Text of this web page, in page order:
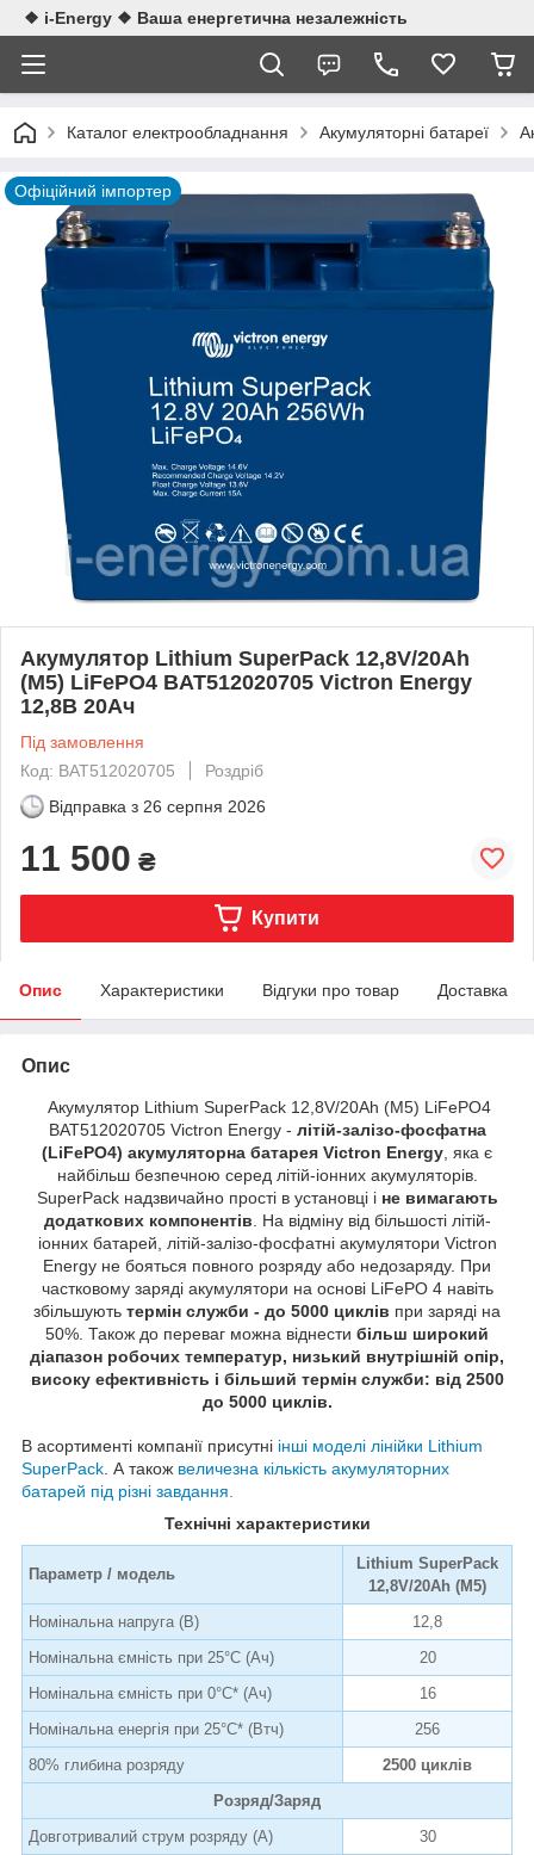
❖ i-Energy ❖ Ваша енергетична незалежність
Каталог електрообладнання Акумуляторні батареї
Офіційний імпортер
Акумулятор Lithium SuperPack 12,8V/20Ah
(M5) LiFePO4 BAT512020705 Victron Energy
12,8В 20Ач
Під замовлення
Код: BAT512020705
Роздріб
Відправка з 26 серпня 2026
11 500 ₴
Купити
Опис Характеристики Відгуки про товар Доставка
Опис
Акумулятор Lithium SuperPack 12,8V/20Ah (M5) LiFePO4
BAT512020705 Victron Energy - літій-залізо-фосфатна
(LiFePO4) акумуляторна батарея Victron Energy , яка є
найбільш безпечною серед літій-іонних акумуляторів.
SuperPack надзвичайно прості в установці і не вимагають
додаткових компонентів . На відміну від більшості літій-
іонних батарей, літій-залізо-фосфатні акумулятори Victron
Energy не бояться повного розряду або недозаряду. При
частковому заряді акумулятори на основі LiFePO 4 навіть
збільшують термін служби - до 5000 циклів при заряді на
50%. Також до переваг можна віднести більш широкий
діапазон робочих температур, низький внутрішній опір,
високу ефективність і більший термін служби: від 2500
до 5000 циклів.
В асортименті компанії присутні інші моделі лінійки Lithium
SuperPack . А також величезна кількість акумуляторних
батарей під різні завдання.
Технічні характеристики
Параметр / модель
Lithium SuperPack
12,8V/20Ah (M5)
Номінальна напруга (В)
12,8
Номінальна ємність при 25°C (Ач)
20
Номінальна ємність при 0°C* (Ач)
16
Номінальна енергія при 25°C* (Втч)
256
80% глибина розряду
2500 циклів
Розряд/Заряд
Довготривалий струм розряду (А)
30